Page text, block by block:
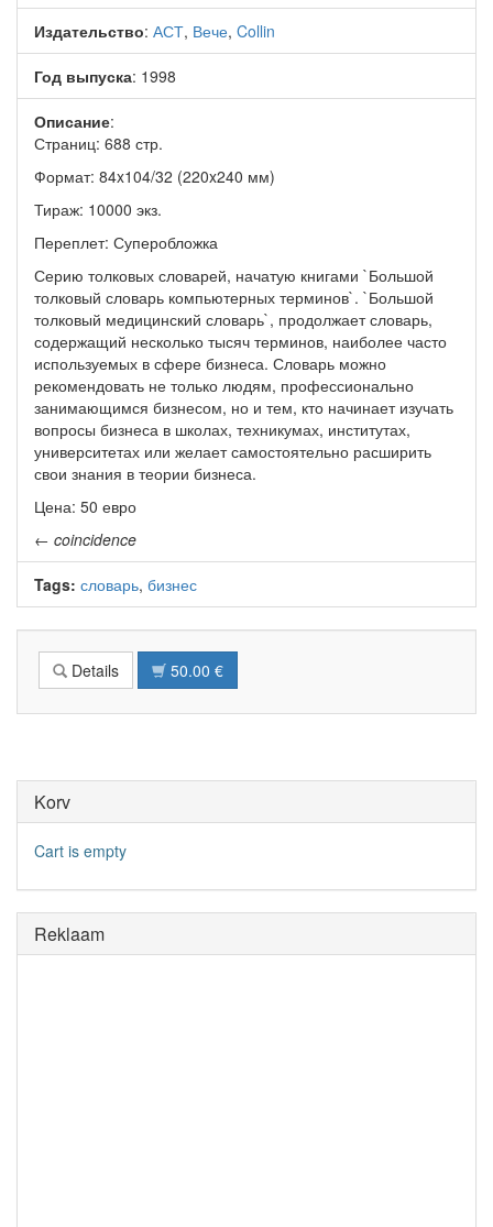
Издательство: АСТ, Вече, Collin
Год выпуска: 1998
Описание:
Страниц: 688 стр.
Формат: 84x104/32 (220x240 мм)
Тираж: 10000 экз.
Переплет: Суперобложка
Серию толковых словарей, начатую книгами `Большой
толковый словарь компьютерных терминов`. `Большой
толковый медицинский словарь`, продолжает словарь,
содержащий несколько тысяч терминов, наиболее часто
используемых в сфере бизнеса. Словарь можно
рекомендовать не только людям, профессионально
занимающимся бизнесом, но и тем, кто начинает изучать
вопросы бизнеса в школах, техникумах, институтах,
университетах или желает самостоятельно расширить
свои знания в теории бизнеса.
Цена: 50 евро
← coincidence
Tags: словарь, бизнес
Details 50.00 €
Korv
Cart is empty
Reklaam